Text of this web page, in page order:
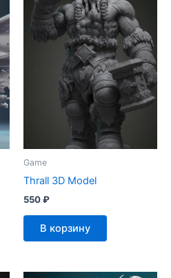
Game
Thrall 3D Model
550₽
В корзину